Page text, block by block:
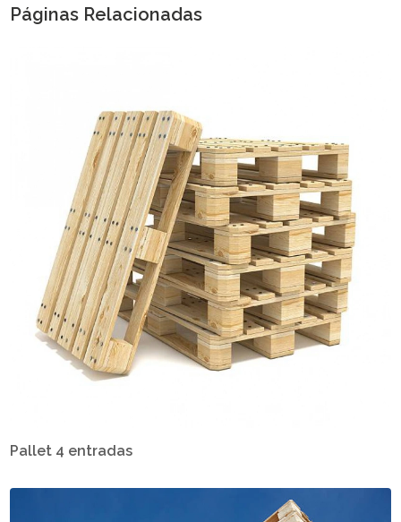
Páginas Relacionadas
Pallet 4 entradas